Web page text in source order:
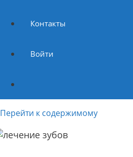
Контакты
Войти
Перейти к содержимому